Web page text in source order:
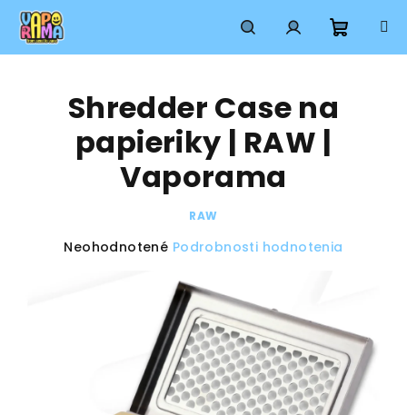
Prejsť
obsah
HľadaťPrihlásenie
Shredder Case na
papieriky | RAW |
Vaporama
RAW
Priemerné
hviezdičiek.
Neohodnotené Podrobnosti hodnotenia